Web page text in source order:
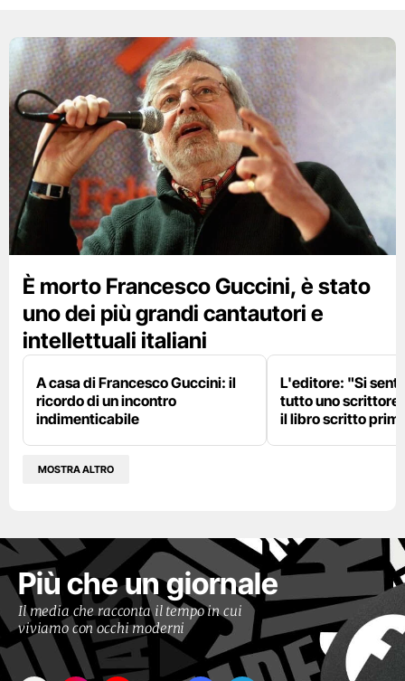
È morto Francesco Guccini, è stato
uno dei più grandi cantautori e
intellettuali italiani
A casa di Francesco Guccini: il
ricordo di un incontro
indimenticabile
L'editore: "Si
tutto uno
il libro scritto
MOSTRA ALTRO
Più che un giornale
Il media che racconta il tempo in cui
viviamo con occhi moderni